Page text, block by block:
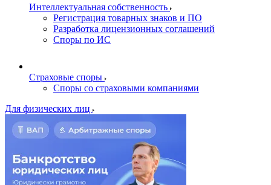
Интеллектуальная собственность
Регистрация товарных знаков и ПО
Разработка лицензионных соглашений
Споры по ИС
Страховые споры
Споры со страховыми компаниями
Для физических лиц